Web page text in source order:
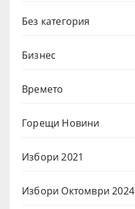
Без категория
Бизнес
Времето
Горещи Новини
Избори 2021
Избори Октомври 2024